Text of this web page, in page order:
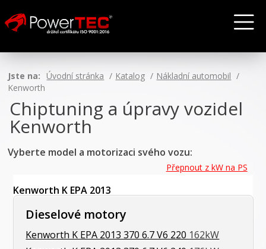
Jste na: Úvodní stránka Katalog
Nákladní automobil
Kenworth
Chiptuning a úpravy vozidel
Kenworth
Vyberte model a motorizaci svého vozu:
Přepnout z kW na PS
Kenworth K EPA 2013
Dieselové motory
Kenworth K EPA 2013 370 6.7 V6 220 162kW